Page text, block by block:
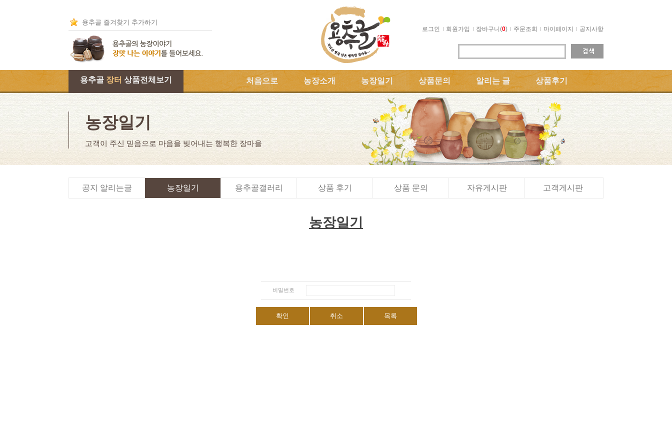
용추골 즐겨찾기 추가하기
로그인 회원가입 장바구니(0) 주문조회 마이페이지 공지사항
용추골 장터 상품전체보기 처음으로 농장소개 농장일기 상품문의 알리는 글 상품후기
농장일기
고객이 주신 믿음으로 마음을 빚어내는 행복한 장마을
공지 알리는글 농장일기 용추골갤러리 상품 후기 상품 문의 자유게시판 고객게시판
농장일기
비밀번호
확인 취소 목록